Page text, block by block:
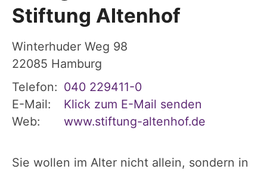
Stiftung Altenhof
Winterhuder Weg 98
22085 Hamburg
Telefon: 040 229411-0
E-Mail:
Klick zum E-Mail senden
Web:
www.stiftung-altenhof.de
Sie wollen im Alter nicht allein, sondern in